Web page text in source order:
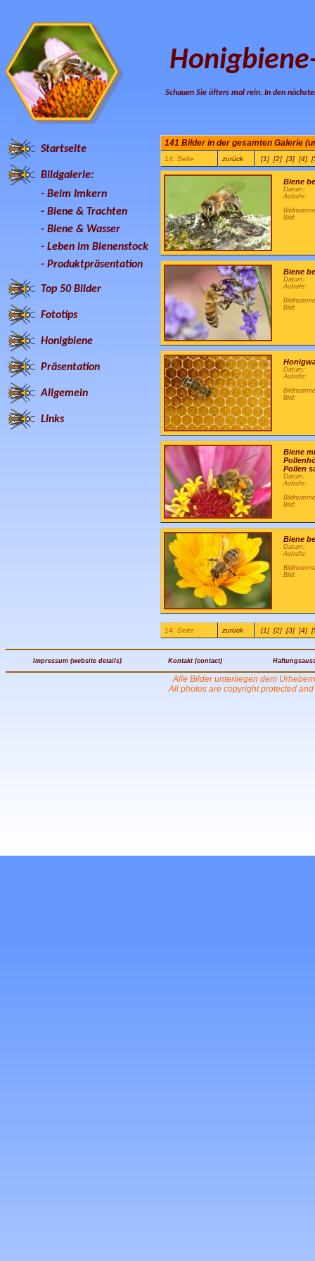
Schauen Sie öfters mal rein. In den
Startseite
Bildgalerie:
- Beim Imkern
- Biene & Trachten
- Biene & Wasser
- Leben im Bienenstock
- Produktpräsentation
Top 50 Bilder
Fototips
Honigbiene
Präsentation
Allgemein
Links
141 Bilder in der gesamten Galerie
14. Seite zurück [1] [2] [3] [4]
Biene
Datum:
Aufrufe:
Bild:
Biene
Datum:
Aufrufe:
Bild:
Datum:
Aufrufe:
Bild:
Biene
Pollen
Datum:
Aufrufe:
Bild:
Biene
Datum:
Aufrufe:
Bild:
14. Seite zurück [1] [2] [3] [4]
Impressum (website details) Kontakt (contact)
Alle Bilder unterliegen dem
All photos are copyright protected